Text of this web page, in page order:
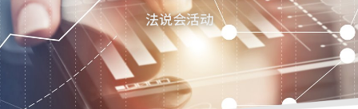
法说会活动